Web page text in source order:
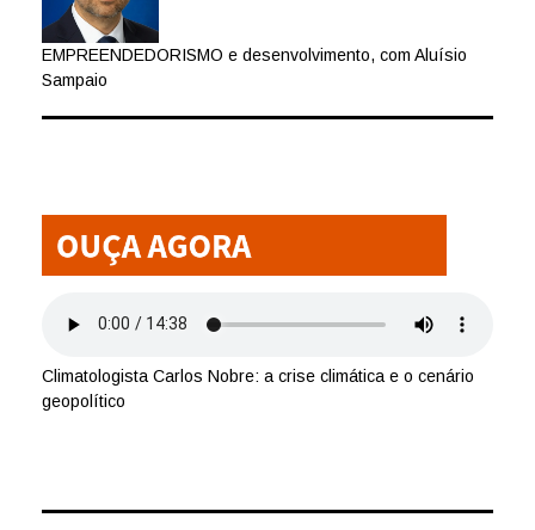
EMPREENDEDORISMO e desenvolvimento, com Aluísio
Sampaio
Climatologista Carlos Nobre: a crise climática e o cenário
geopolítico